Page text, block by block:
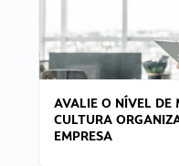
AVALIE O NÍVEL DE
CULTURA
EMPRESA